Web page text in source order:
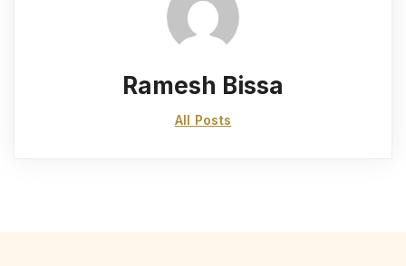
Ramesh Bissa
All Posts